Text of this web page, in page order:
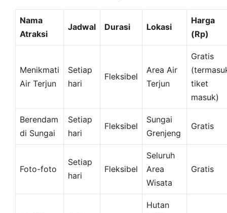
Nama
Atraksi
Jadwal Durasi Lokasi
Harga
(Rp)
Menikmati
Air Terjun
Setiap
hari
Fleksibel
Area Air
Terjun
Gratis
tiket
masuk)
Berendam
di Sungai
Setiap
hari
Fleksibel
Sungai
Grenjeng
Gratis
Foto-foto
Setiap
hari
Fleksibel
Seluruh
Area
Wisata
Gratis
Hutan